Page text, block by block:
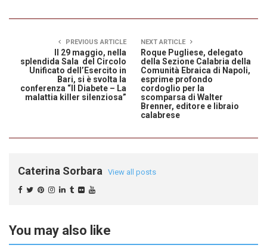
PREVIOUS ARTICLE
Il 29 maggio, nella
splendida Sala del Circolo
Unificato dell’Esercito in
Bari, si è svolta la
conferenza “Il Diabete – La
malattia killer silenziosa”
NEXT ARTICLE
Roque Pugliese, delegato
della Sezione Calabria della
Comunità Ebraica di Napoli,
esprime profondo
cordoglio per la
scomparsa di Walter
Brenner, editore e libraio
calabrese
Caterina Sorbara View all posts
You may also like